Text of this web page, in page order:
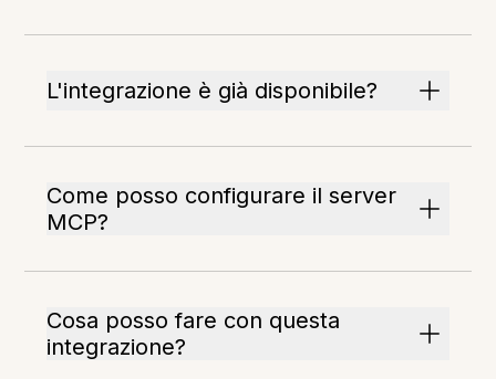
L'integrazione è già disponibile?
Come posso configurare il server
MCP?
Cosa posso fare con questa
integrazione?